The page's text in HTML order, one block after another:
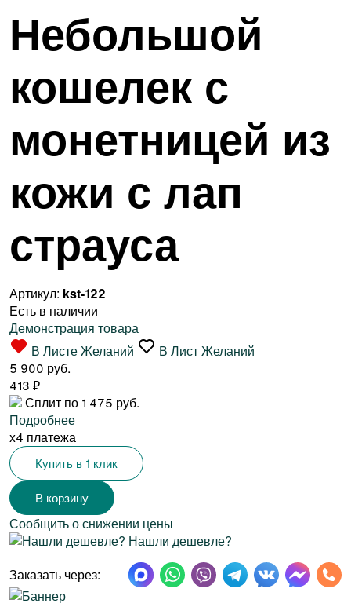
Небольшой
кошелек с
монетницей из
кожи с лап
страуса
Артикул: kst-122
Есть в наличии
Демонстрация товара
В Листе Желаний
В Лист Желаний
5 900 руб.
413 ₽
Сплит по 1 475 руб.
Подробнее
x4 платежа
Купить в 1 клик
Сообщить о снижении цены
Нашли дешевле?
Заказать через: